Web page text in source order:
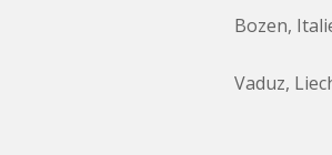
Bozen,
Vaduz,